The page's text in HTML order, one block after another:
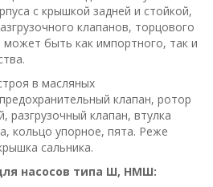
с крышкой задней и стойкой,
клапанов, торцового
может быть как импортного, так и
в масляных
клапан, ротор
клапан, втулка
кольцо упорное, пята. Реже
сальника.
насосов типа Ш, НМШ: